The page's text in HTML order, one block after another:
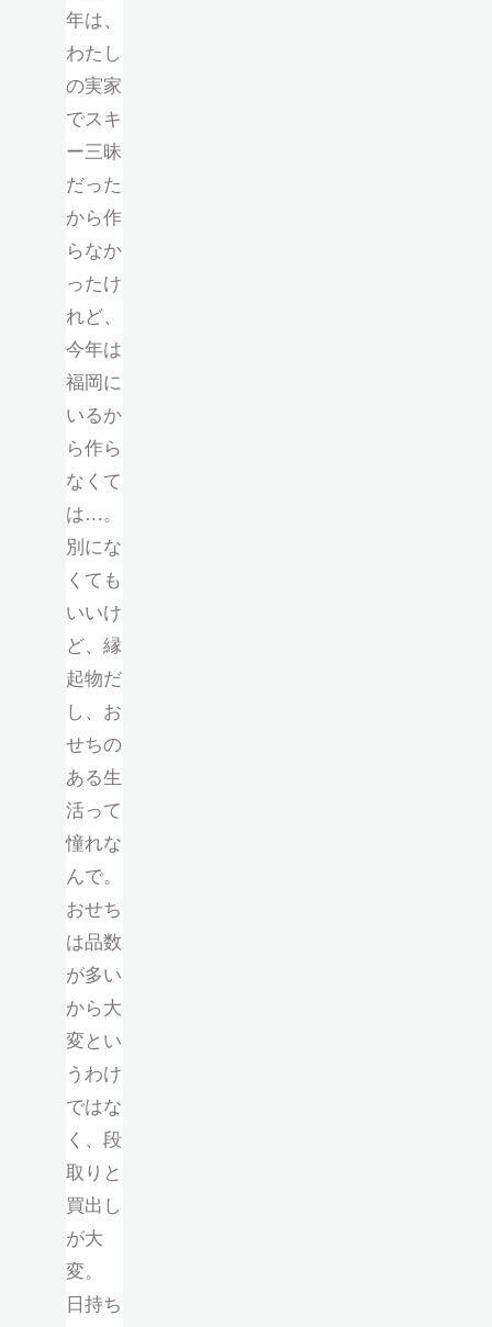
年は、
わたし
の実家
でスキ
ー三昧
だった
から作
らなか
ったけ
れど、
今年は
福岡に
いるか
ら作ら
なくて
は…。
別にな
くても
いいけ
ど、縁
起物だ
し、お
せちの
ある生
活って
憧れな
んで。
おせち
は品数
が多い
から大
変とい
うわけ
ではな
く、段
取りと
買出し
が大
変。
日持ち